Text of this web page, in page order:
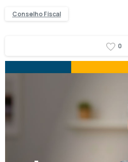
Conselho Fiscal
0